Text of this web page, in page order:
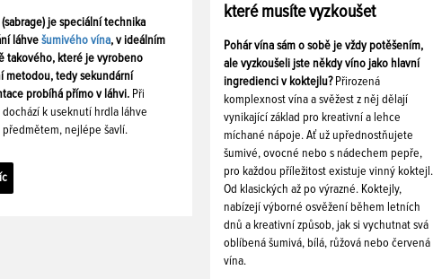
(sabrage) je speciální technika
láhve šumivého vína, v ideálním
takového, které je vyrobeno
metodou, tedy sekundární
probíhá přímo v láhvi. Při
dochází k useknutí hrdla láhve
předmětem, nejlépe šavlí.
které musíte vyzkoušet
Pohár vína sám o sobě je vždy potěšením,
ale vyzkoušeli jste někdy víno jako hlavní
ingredienci v koktejlu? Přirozená
komplexnost vína a svěžest z něj dělají
vynikající základ pro kreativní a lehce
míchané nápoje. Ať už upřednostňujete
šumivé, ovocné nebo s nádechem pepře,
pro každou příležitost existuje vinný koktejl.
Od klasických až po výrazné. Koktejly,
nabízejí výborné osvěžení během letních
dnů a kreativní způsob, jak si vychutnat svá
oblíbená šumivá, bílá, růžová nebo červená
vína.